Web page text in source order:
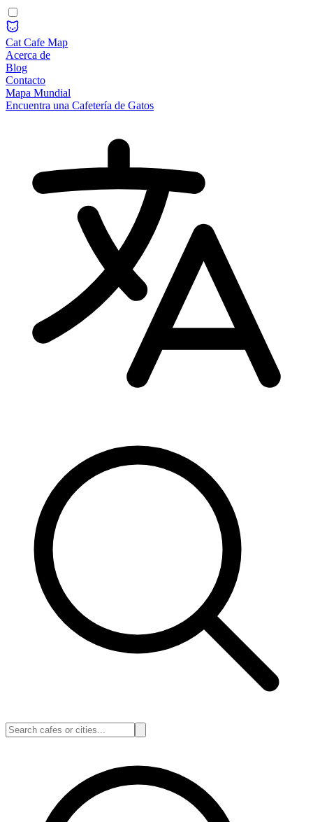
Cat Cafe Map
Acerca de
Blog
Contacto
Mapa Mundial
Encuentra una Cafetería de Gatos